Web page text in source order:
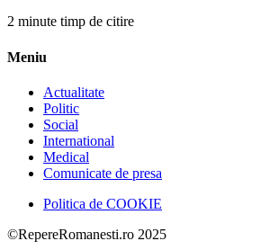
2 minute timp de citire
Meniu
Actualitate
Politic
Social
International
Medical
Comunicate de presa
Politica de COOKIE
©RepereRomanesti.ro 2025